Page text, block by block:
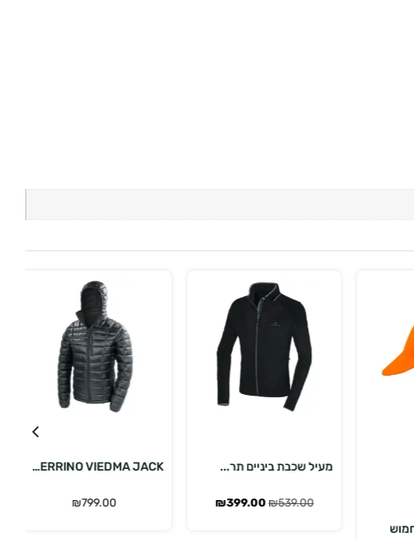
מעיל שכבת ביניים תר...
₪539.00
₪399.00
FERRINO VIEDMA JACK...
₪799.00